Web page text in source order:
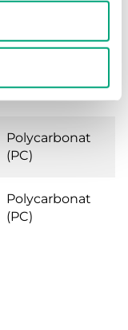
M16x1,5
Ja
Polycarbonat
(PC)
Polycarbonat
(PC)